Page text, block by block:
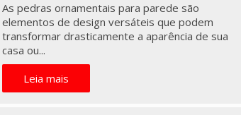
As pedras ornamentais para parede são
elementos de design versáteis que podem
transformar drasticamente a aparência de sua
casa ou...
Leia mais